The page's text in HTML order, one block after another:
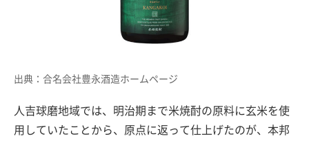
出典：合名会社豊永酒造ホームページ
人吉球磨地域では、明治期まで米焼酎の原料に玄米を使
用していたことから、原点に返って仕上げたのが、本邦